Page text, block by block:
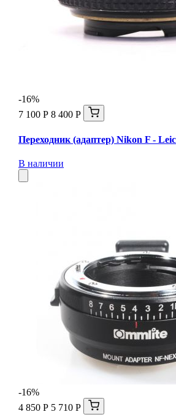
-16%
7 100 Р 8 400 Р
Переходник (адаптер) Nikon F -
В наличии
-16%
4 850 Р 5 710 Р